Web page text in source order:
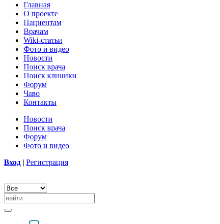
Главная
О проекте
Пациентам
Врачам
Wiki-статьи
Фото и видео
Новости
Поиск врача
Поиск клиники
Форум
Чаво
Контакты
Новости
Поиск врача
Форум
Фото и видео
Вход | Регистрация